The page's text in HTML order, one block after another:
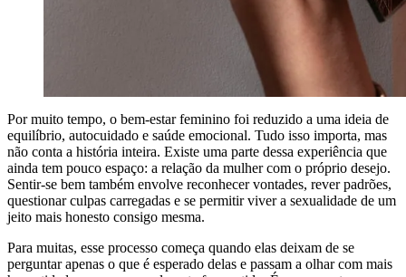
Por muito tempo, o bem-estar feminino foi reduzido a uma ideia de
equilíbrio, autocuidado e saúde emocional. Tudo isso importa, mas
não conta a história inteira. Existe uma parte dessa experiência que
ainda tem pouco espaço: a relação da mulher com o próprio desejo.
Sentir-se bem também envolve reconhecer vontades, rever padrões,
questionar culpas carregadas e se permitir viver a sexualidade de um
jeito mais honesto consigo mesma.
Para muitas, esse processo começa quando elas deixam de se
perguntar apenas o que é esperado delas e passam a olhar com mais